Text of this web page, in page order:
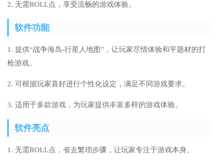
2. 无需ROLL点，享受流畅的游戏体验。
软件功能
1. 提供“战争海岛-行星人地图”，让玩家尽情体验和平题材的打
枪游戏。
2. 可根据玩家喜好进行个性化设定，满足不同游戏要求。
3. 适用于多款游戏，为玩家提供丰富多样的游戏体验。
软件亮点
1. 无需ROLL点，省去繁琐步骤，让玩家专注于游戏本身。